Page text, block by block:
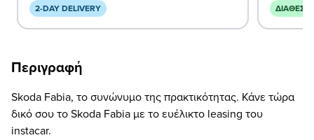
2-DAY DELIVERY
Περιγραφή
Skoda Fabia, το συνώνυμο της πρακτικότητας. Κάνε τώρα
δικό σου το Skoda Fabia με το ευέλικτο leasing του
instacar.